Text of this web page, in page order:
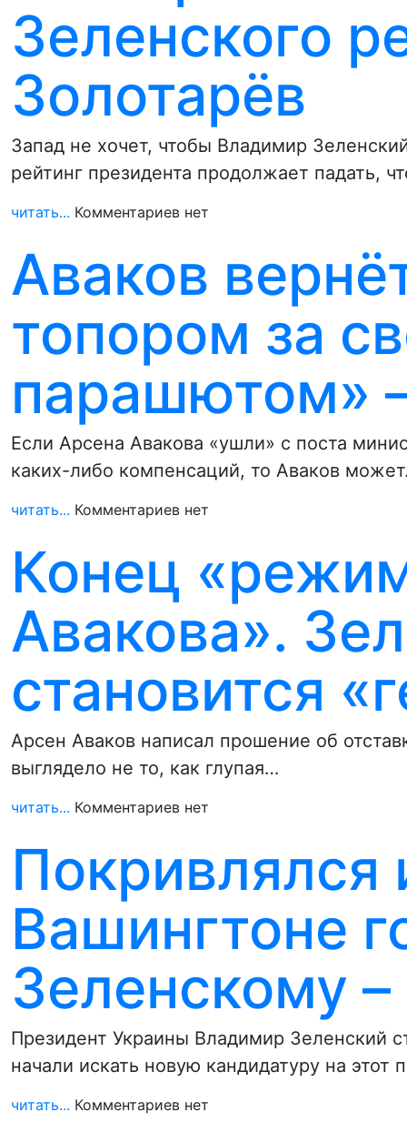
Зеленского
Золотарёв
Запад не хочет, чтобы Владимир
рейтинг президента продолжает падать,
читать... Комментариев нет
Аваков
топором за
парашютом»
Если Арсена Авакова «ушли» с поста
каких-либо компенсаций, то Аваков
читать... Комментариев нет
Конец
Авакова».
становится
Арсен Аваков написал прошение об
выглядело не то, как глупая…
читать... Комментариев нет
Покривлялся
Вашингтоне
Зеленскому –
Президент Украины Владимир Зеленский
начали искать новую кандидатуру на этот
читать... Комментариев нет